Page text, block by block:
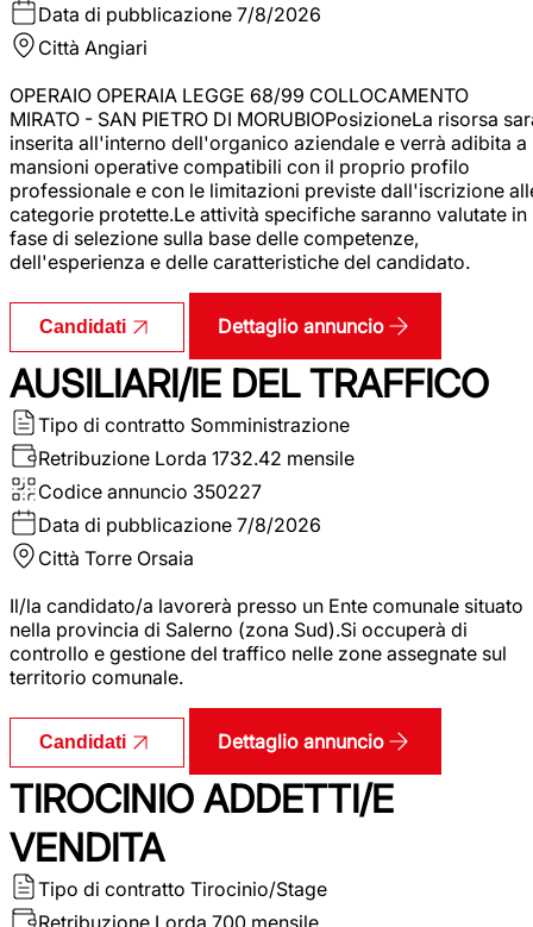
Data di pubblicazione 7/8/2026
Città Angiari
OPERAIO OPERAIA LEGGE 68/99 COLLOCAMENTO
MIRATO - SAN PIETRO DI MORUBIOPosizioneLa risorsa
inserita all'interno dell'organico aziendale e verrà adibita a
mansioni operative compatibili con il proprio profilo
professionale e con le limitazioni previste dall'iscrizione
categorie protette.Le attività specifiche saranno valutate in
fase di selezione sulla base delle competenze,
dell'esperienza e delle caratteristiche del candidato.
Candidati Dettaglio annuncio
AUSILIARI/IE DEL TRAFFICO
Tipo di contratto Somministrazione
Retribuzione Lorda 1732.42 mensile
Codice annuncio 350227
Data di pubblicazione 7/8/2026
Città Torre Orsaia
Il/la candidato/a lavorerà presso un Ente comunale situato
nella provincia di Salerno (zona Sud).Si occuperà di
controllo e gestione del traffico nelle zone assegnate sul
territorio comunale.
Candidati Dettaglio annuncio
TIROCINIO ADDETTI/E
VENDITA
Tipo di contratto Tirocinio/Stage
Retribuzione Lorda 700 mensile